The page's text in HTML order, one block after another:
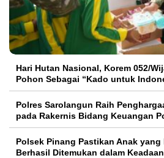
Hari Hutan Nasional, Korem 052/
Pohon Sebagai “Kado untuk
Polres Sarolangun Raih
pada Rakernis Bidang Keuangan
Polsek Pinang Pastikan Anak
Berhasil Ditemukan dalam